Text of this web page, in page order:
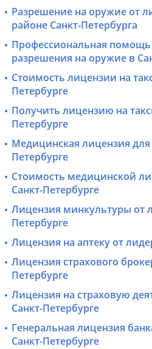
Разрешение на оружие от
районе Санкт-Петербурга
Профессиональная
разрешения на оружие в
Стоимость лицензии на
Петербурге
Получить лицензию на
Петербурге
Медицинская лицензия
Петербурге
Стоимость медицинской
Санкт-Петербурге
Лицензия минкультуры от
Петербурге
Лицензия на аптеку от
Лицензия страхового
Петербурге
Лицензия на страховую
Санкт-Петербурге
Генеральная лицензия
Санкт-Петербурге